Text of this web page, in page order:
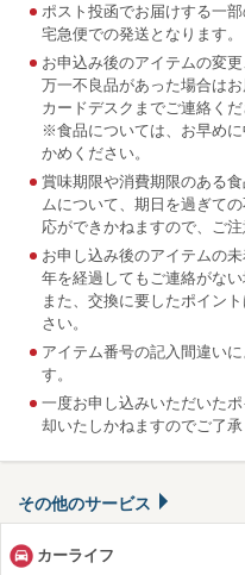
ポスト投函でお届けする一
宅急便での発送となります。
お申込み後のアイテムの変
万一不良品があった場合は
カードデスクまでご連絡くだ
※食品については、お早め
かめください。
賞味期限や消費期限のある
ムについて、期日を過ぎて
応ができかねますので、ご注
お申し込み後のアイテムの
年を経過してもご連絡がな
また、交換に要したポイン
さい。
アイテム番号の記入間違い
す。
一度お申し込みいただいた
却いたしかねますのでご了承
その他のサービス
カーライフ